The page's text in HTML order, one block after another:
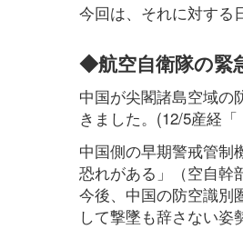
今回は、それに対する
◆航空自衛隊の緊
中国が尖閣諸島空域の
きました。(12/5産経
中国側の早期警戒管制
恐れがある」（空自幹
今後、中国の防空識別
して撃墜も辞さない姿